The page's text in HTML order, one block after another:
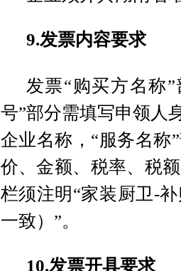
9.发票内容要求
发票“购买方名称
号”部分需填写申领人
企业名称，“服务名称
价、金额、税率、税
栏须注明“家装厨卫-
一致）”。
10.发票开具要求